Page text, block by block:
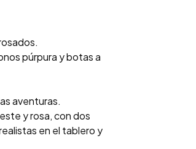
púrpura y botas a
aventuras.
y rosa, con dos
en el tablero y